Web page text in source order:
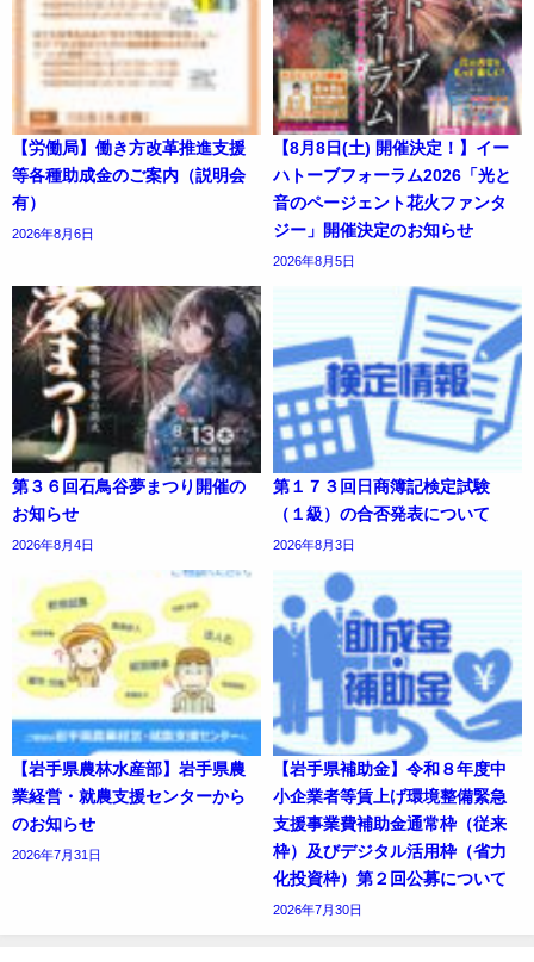
【労働局】働き方改革推進支援
等各種助成金のご案内（説明会
有）
2026年8月6日
【8月8日(土) 開催決定！】イー
ハトーブフォーラム2026「光と
音のページェント花火ファンタ
ジー」開催決定のお知らせ
2026年8月5日
第３６回石鳥谷夢まつり開催の
お知らせ
2026年8月4日
第１７３回日商簿記検定試験
（１級）の合否発表について
2026年8月3日
【岩手県農林水産部】岩手県農
業経営・就農支援センターから
のお知らせ
2026年7月31日
【岩手県補助金】令和８年度中
小企業者等賃上げ環境整備緊急
支援事業費補助金通常枠（従来
枠）及びデジタル活用枠（省力
化投資枠）第２回公募について
2026年7月30日